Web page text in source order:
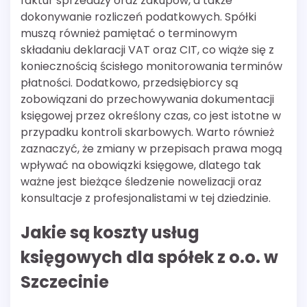
dokonywanie rozliczeń podatkowych. Spółki
muszą również pamiętać o terminowym
składaniu deklaracji VAT oraz CIT, co wiąże się z
koniecznością ścisłego monitorowania terminów
płatności. Dodatkowo, przedsiębiorcy są
zobowiązani do przechowywania dokumentacji
księgowej przez określony czas, co jest istotne w
przypadku kontroli skarbowych. Warto również
zaznaczyć, że zmiany w przepisach prawa mogą
wpływać na obowiązki księgowe, dlatego tak
ważne jest bieżące śledzenie nowelizacji oraz
konsultacje z profesjonalistami w tej dziedzinie.
Jakie są koszty usług
księgowych dla spółek z o.o. w
Szczecinie